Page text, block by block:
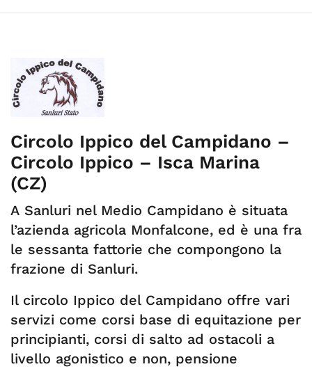
Circolo Ippico del Campidano –
Circolo Ippico – Isca Marina
(CZ)
A Sanluri nel Medio Campidano è situata
l’azienda agricola Monfalcone, ed è una fra
le sessanta fattorie che compongono la
frazione di Sanluri.
Il circolo Ippico del Campidano offre vari
servizi come corsi base di equitazione per
principianti, corsi di salto ad ostacoli a
livello agonistico e non, pensione